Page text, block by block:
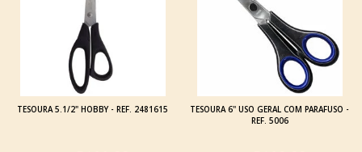
TESOURA 5.1/2" HOBBY - REF. 2481615
TESOURA 6'' USO GERAL COM PARAFUSO -
REF. 5006